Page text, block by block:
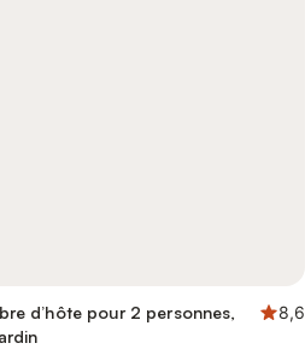
d’hôte pour 2 personnes,
8,6